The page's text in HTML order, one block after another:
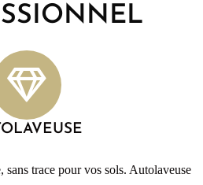
sans trace pour vos sols. Autolaveuse